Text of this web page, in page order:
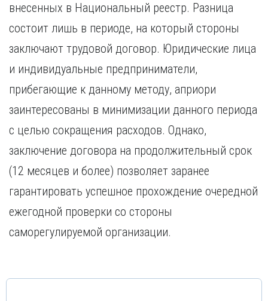
внесенных в Национальный реестр. Разница
состоит лишь в периоде, на который стороны
заключают трудовой договор. Юридические лица
и индивидуальные предприниматели,
прибегающие к данному методу, априори
заинтересованы в минимизации данного периода
с целью сокращения расходов. Однако,
заключение договора на продолжительный срок
(12 месяцев и более) позволяет заранее
гарантировать успешное прохождение очередной
ежегодной проверки со стороны
саморегулируемой организации.